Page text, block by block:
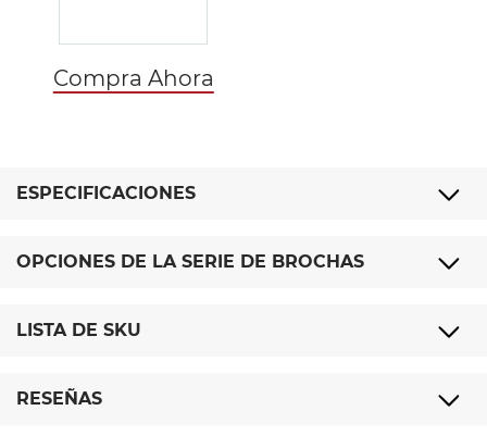
Compra Ahora
ESPECIFICACIONES
OPCIONES DE LA SERIE DE BROCHAS
LISTA DE SKU
RESEÑAS